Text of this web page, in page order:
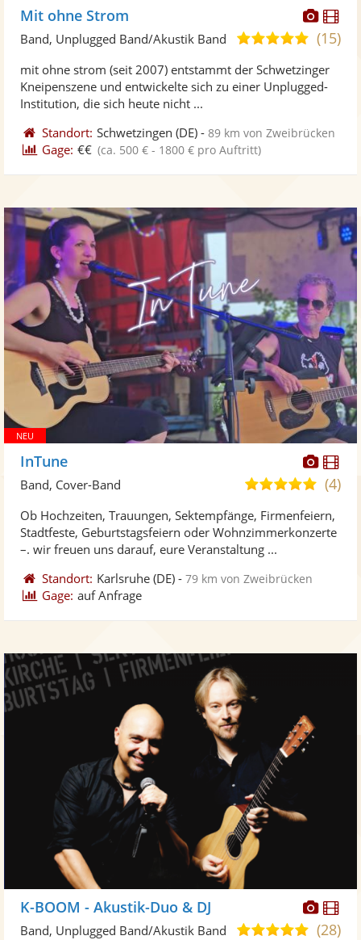
Fotos
Mit ohne Strom
4,9
5
Sternen
(15)
Band, Unplugged Band/Akustik Band
mit ohne strom (seit 2007) entstammt der Schwetzinger
Kneipenszene und entwickelte sich zu einer Unplugged-
Institution, die sich heute nicht ...
Standort: Schwetzingen (DE) -89 km von Zweibrücken
Gage: €€ (ca. 500 € - 1800 € pro Auftritt)
Fotos
InTune
4,9
5
(4)
Band, Cover-Band
Ob Hochzeiten, Trauungen, Sektempfänge, Firmenfeiern,
Stadtfeste, Geburtstagsfeiern oder Wohnzimmerkonzerte
–. wir freuen uns darauf, eure Veranstaltung ...
Standort: Karlsruhe (DE) -79 km von Zweibrücken
Gage: auf Anfrage
K-BOOM - Akustik-Duo & DJ
5,0(28)
Band, Unplugged Band/Akustik Band